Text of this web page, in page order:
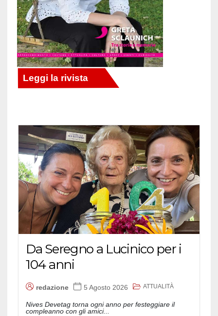
Da Seregno a Lucinico per i
104 anni
redazione 5 Agosto 2026 ATTUALITÀ
Nives Devetag torna ogni anno per festeggiare il
compleanno con gli amici...